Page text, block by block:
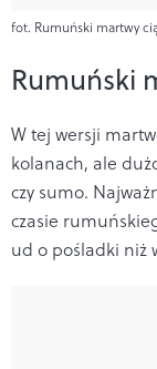
fot. Rumuński martwy
Rumuński
W tej wersji
kolanach, ale
czy sumo.
czasie
ud o pośladki niż